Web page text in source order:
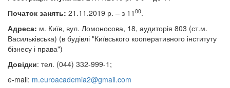
Початок занять: 21.11.2019 р. – з 11 00.
Адреса: м. Київ, вул. Ломоносова, 18, аудиторія 803 (ст.м.
Васильківська) (в будівлі "Київського кооперативного інституту
бізнесу і права")
Довідки: тел. (044) 332-999-1;
e-mail: m.euroacademia2@gmail.com